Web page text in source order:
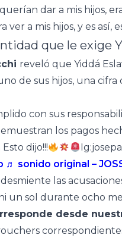
dar a mis hijos,
a mis hijos, y es así,
que le exige
reveló que Yiddá
de sus hijos, una
con sus
los pagos
Esto dijo!!!
♬ sonido original –
las
un sol durante ocho
desde